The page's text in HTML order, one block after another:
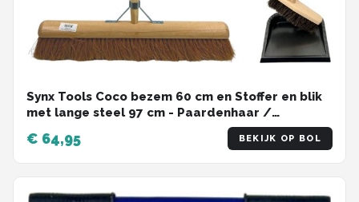
Synx Tools Coco bezem 60 cm en Stoffer en blik
met lange steel 97 cm - Paardenhaar /
zaalveger - Classic - Hout/Metaal
€ 64,95 BEKIJK OP BOL